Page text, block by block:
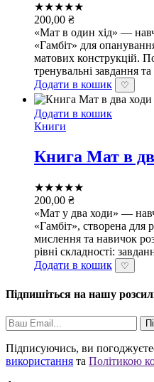
★★★★★
200,00 ₴
«Мат в один хід» —
«Гамбіт» для
матових конструкцій.
тренувальні завдання
Додати в кошик
♡
Додати в кошик
Книги
Книга Мат в
★★★★★
200,00 ₴
«Мат у два ходи» —
«Гамбіт», створена для
мислення та навичок
рівні складності:
Додати в кошик
♡
Підпишіться на нашу
Підписуючись, ви
використання та Політикою